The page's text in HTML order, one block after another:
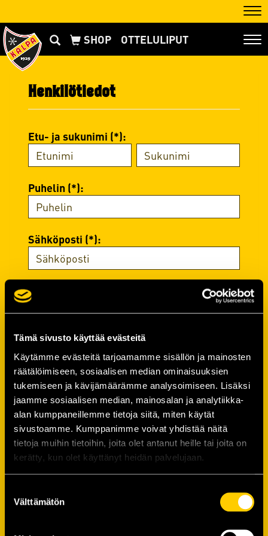
Tämä sivusto käyttää evästeitä
Käytämme evästeitä tarjoamamme sisällön ja mainosten
räätälöimiseen, sosiaalisen median ominaisuuksien
tukemiseen ja kävijämäärämme analysoimiseen. Lisäksi
jaamme sosiaalisen median, mainosalan ja analytiikka-
alan kumppaneillemme tietoja siitä, miten käytät
sivustoamme. Kumppanimme voivat yhdistää näitä
tietoja muihin tietoihin, joita olet antanut heille tai joita on
kerätty, kun olet käyttänyt heidän palvelujaan.
valinta
Välttämätön
OTTELULIPUT
Henkilötiedot
Etu- ja sukunimi (*):
Puhelin (*):
Sähköposti (*):
Salasana
Salasana (*):
Vahvista salasana (*):
Yhteystiedot
Katuosoite (*):